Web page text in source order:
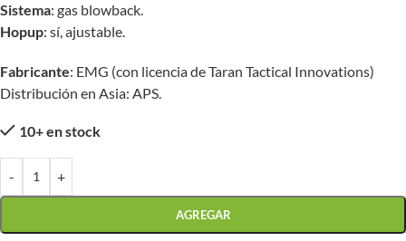
Sistema: gas blowback.
Hopup: sí, ajustable.
Fabricante: EMG (con licencia de Taran Tactical Innovations)
Distribución en Asia: APS.
10+ en stock
- +
AGREGAR